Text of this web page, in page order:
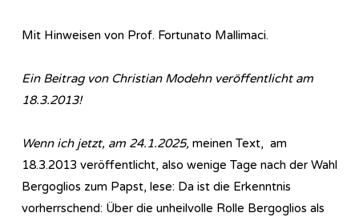
Mit Hinweisen von Prof. Fortunato Mallimaci.
Ein Beitrag von Christian Modehn veröffentlicht am
18.3.2013!
Wenn ich jetzt, am 24.1.2025, meinen Text, am
18.3.2013 veröffentlicht, also wenige Tage nach der Wahl
Bergoglios zum Papst, lese: Da ist die Erkenntnis
vorherrschend: Über die unheilvolle Rolle Bergoglios als